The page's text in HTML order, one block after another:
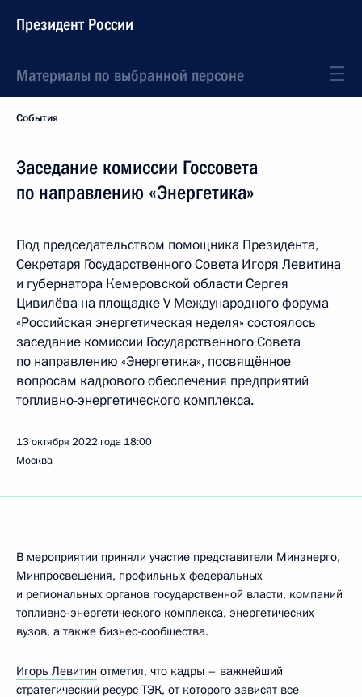
Президент России
Материалы по выбранной персоне
События
Заседание комиссии Госсовета
по направлению «Энергетика»
Под председательством помощника Президента,
Секретаря Государственного Совета Игоря Левитина
и губернатора Кемеровской области Сергея
Цивилёва на площадке V Международного форума
«Российская энергетическая неделя» состоялось
заседание комиссии Государственного Совета
по направлению «Энергетика», посвящённое
вопросам кадрового обеспечения предприятий
топливно-­энергетического комплекса.
13 октября 2022 года 18:00
Москва
В мероприятии приняли участие представители Минэнерго,
Минпросвещения, профильных федеральных
и региональных органов государственной власти, компаний
топливно-энергетического комплекса, энергетических
вузов, а также бизнес-сообщества.
Игорь Левитин отметил, что кадры – важнейший
стратегический ресурс ТЭК, от которого зависят все